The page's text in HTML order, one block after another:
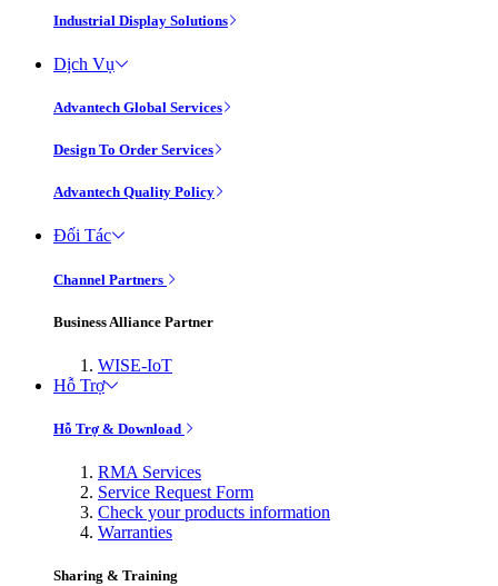
Industrial Display Solutions
Dịch Vụ
Advantech Global Services
Design To Order Services
Advantech Quality Policy
Đối Tác
Channel Partners
Business Alliance Partner
WISE-IoT
Hỗ Trợ
Hỗ Trợ & Download
RMA Services
Service Request Form
Check your products information
Warranties
Sharing & Training